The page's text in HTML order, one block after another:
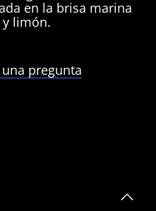
en la brisa marina
limón.
pregunta